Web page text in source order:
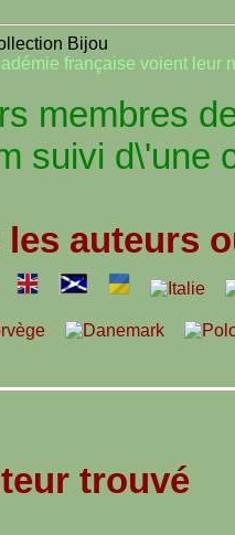
Bijou
française voient leur
membres
suivi d\'une
auteurs
trouvé